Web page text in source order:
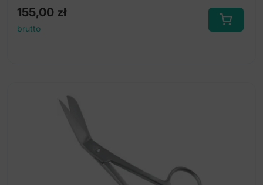
155,00 zł
brutto